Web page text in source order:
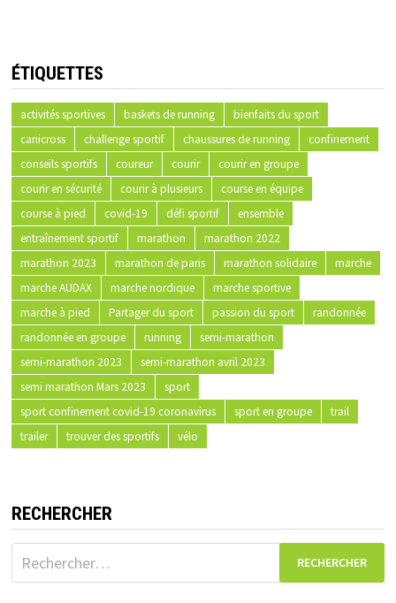
ÉTIQUETTES
activités sportives baskets de running
bienfaits du sport
canicross
challenge sportif chaussures de running
confinement
conseils sportifs
coureur courir
courir en groupe
courir en sécurité
courir à plusieurs
course en équipe
course à pied
covid-19 défi sportif
ensemble
entraînement sportif
marathon
marathon 2022
marathon 2023
marathon de paris marathon solidaire
marche
marche AUDAX
marche nordique
marche sportive
marche à pied
Partager du sport passion du sport
randonnée
randonnée en groupe
running
semi-marathon
semi-marathon 2023
semi-marathon avril 2023
semi marathon Mars 2023
sport
sport confinement covid-19 coronavirus
sport en groupe
trail
trailer
trouver des sportifs vélo
RECHERCHER
Rechercher :